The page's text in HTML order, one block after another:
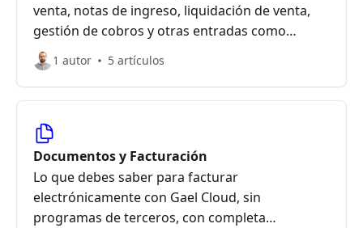
venta, notas de ingreso, liquidación de venta,
gestión de cobros y otras entradas como
aportes de capital, garantías y más
1 autor 5 artículos
Documentos y Facturación
Lo que debes saber para facturar
electrónicamente con Gael Cloud, sin
programas de terceros, con completa